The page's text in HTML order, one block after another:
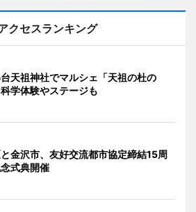
クセスランキング
天祖神社でマルシェ「天祖の杜の
学体験やステージも
金沢市、友好交流都市協定締結15周
式典開催